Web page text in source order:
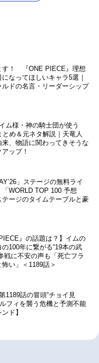
す！ 『ONE PIECE』理想
なってほしいキャラ5選｜
ルドの名言・リーダーシップ
ム様・神の騎士団が使う
とめ＆元ネタ解説｜天竜人
、物語に関わってきそうな
ップ！
」ステージの無料ライ
WORLD TOP 100 予想
ージのタイムテーブルと豪
』の話題は？】イムの
100年に繋がる“19本の武
に不安の声も「死亡フラ
い」＜1189話＞
1189話の冒頭“チョイ見
フィを襲う危機と予測不能
ド】